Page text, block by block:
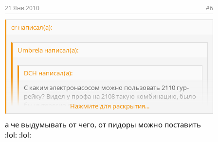
21 Янв 2010 #6
cr написал(а):
Umbrela написал(а):
DCH написал(а):
С каким электронасосом можно пользовать 2110 гур-
рейку? Видел у профа на 2108 такую комбинацию, было
бы интересно его услышать.
ты понял что написал? как у гидроуселителя руля может
быть электронасос?! или я ошибаюсь?! от приоры поставь,
там электроуселитель а не гидро, есть и с гидро в
Нажмите для раскрытия...
Нажмите для раскрытия...
а че выдумывать от чего, от пидоры можно поставить
:lol: :lol: